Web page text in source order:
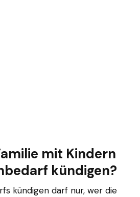
mit Kindern
kündigen?
kündigen darf nur, wer die